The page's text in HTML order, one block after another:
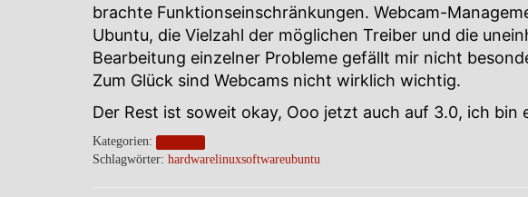
brachte Funktionseinschränkungen. Webcam-
Ubuntu, die Vielzahl der möglichen Treiber und die
Bearbeitung einzelner Probleme gefällt mir nicht
Zum Glück sind Webcams nicht wirklich wichtig.
Der Rest ist soweit okay, Ooo jetzt auch auf 3.0, ich bin
Kategorien:
Schlagwörter: hardwarelinuxsoftwareubuntu